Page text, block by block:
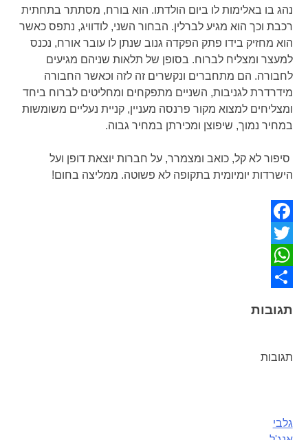
נהג בו באלימות לו ביום הולדתו. הוא בורח, מסתתר בתחתית
רכבת וכך הוא מגיע לברלין. הבחור השני, לודוויג, נתפס כאשר
הוא מחזיק בידו פתק הפקדה גנוב שנתן לו עובר אורח, נכנס
למעצר ומצליח לברוח. בסופן של תלאות שניהם מגיעים
לחבורה. הם מתחברים ונקשרים זה לזה וכאשר החבורה
מידרדרת לגניבות, השניים מתפקחים ומחליטים לברוח ביחד
ומצליחים למצוא מקור פרנסה מעניין, קניית נעליים משומשות
במחיר נמוך, שיפוצן ומכירתן במחיר גבוה.
סיפור לא קל, כואב ומצמרר, על חברות יוצאת דופן ועל
הישרדות יומיומית בתקופה לא פשוטה. ממליצה בחום!
Facebook
Twitter
WhatsApp
תגובות
תגובות
ניווט
גלבי